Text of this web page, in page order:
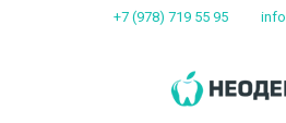
+7 (978) 719 55 95